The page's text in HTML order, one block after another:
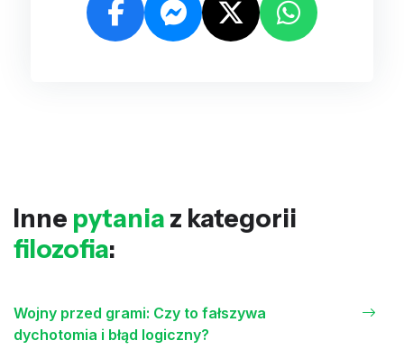
Inne pytania z kategorii
filozofia:
Wojny przed grami: Czy to fałszywa
dychotomia i błąd logiczny?